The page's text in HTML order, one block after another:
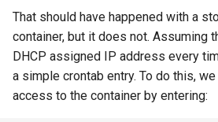
That should have happened with a
container, but it does not. Assuming
DHCP assigned IP address every
a simple crontab entry. To do this,
access to the container by entering: